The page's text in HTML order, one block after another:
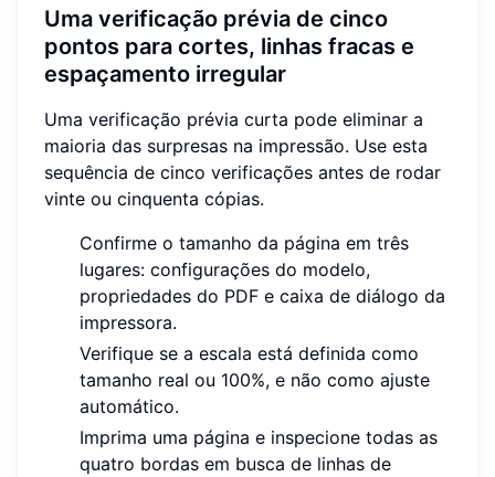
Uma verificação prévia de cinco
pontos para cortes, linhas fracas e
espaçamento irregular
Uma verificação prévia curta pode eliminar a
maioria das surpresas na impressão. Use esta
sequência de cinco verificações antes de rodar
vinte ou cinquenta cópias.
Confirme o tamanho da página em três
lugares: configurações do modelo,
propriedades do PDF e caixa de diálogo da
impressora.
Verifique se a escala está definida como
tamanho real ou 100%, e não como ajuste
automático.
Imprima uma página e inspecione todas as
quatro bordas em busca de linhas de